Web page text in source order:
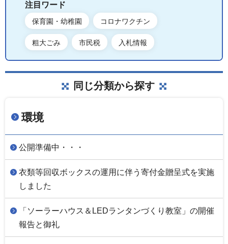
注目ワード
保育園・幼稚園 コロナワクチン
粗大ごみ 市民税 入札情報
同じ分類から探す
環境
公開準備中・・・
衣類等回収ボックスの運用に伴う寄付金贈呈式を実施
しました
「ソーラーハウス＆LEDランタンづくり教室」の開催
報告と御礼